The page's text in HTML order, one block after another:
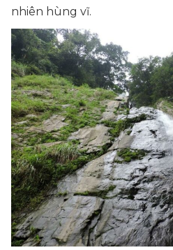
nhiên hùng vĩ.